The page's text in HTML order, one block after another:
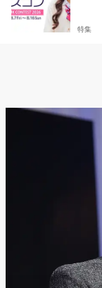
特集